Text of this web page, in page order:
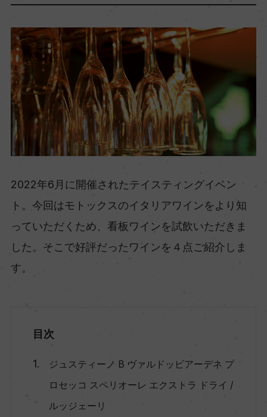
2022年6月に開催されたテイスティングイベン
ト。今回はモトックスのイタリアワインをより知
っていただくため、看板ワインを試飲いただきま
した。そこで好評だったワインを４点ご紹介しま
す。
目次
ジュスティーノ B ヴァルドッビアーデネ プ
ロセッコ スペリオーレ エクストラ ドライ /
ルッジェーリ